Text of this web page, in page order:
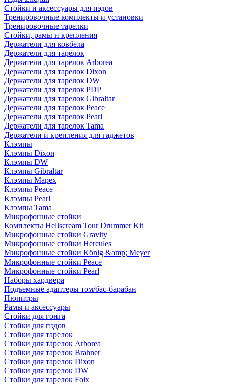
Стойки и аксессуары для пэдов
Тренировочные комплекты и установки
Тренировочные тарелки
Стойки, рамы и крепления
Держатели для ковбела
Держатели для тарелок
Держатели для тарелок Arborea
Держатели для тарелок Dixon
Держатели для тарелок DW
Держатели для тарелок PDP
Держатели для тарелок Gibraltar
Держатели для тарелок Peace
Держатели для тарелок Pearl
Держатели для тарелок Tama
Держатели и крепления для гаджетов
Клэмпы
Клэмпы Dixon
Клэмпы DW
Клэмпы Gibraltar
Клэмпы Mapex
Клэмпы Peace
Клэмпы Pearl
Клэмпы Tama
Микрофонные стойки
Комплекты Hellscream Tour Drummer Kit
Микрофонные стойки Gravity
Микрофонные стойки Hercules
Микрофонные стойки König &amp; Meyer
Микрофонные стойки Peace
Микрофонные стойки Pearl
Наборы хардвера
Подъемные адаптеры том/бас-барабан
Пюпитры
Рамы и аксессуары
Стойки для гонга
Стойки для пэдов
Стойки для тарелок
Стойки для тарелок Arborea
Стойки для тарелок Brahner
Стойки для тарелок Dixon
Стойки для тарелок DW
Стойки для тарелок Foix